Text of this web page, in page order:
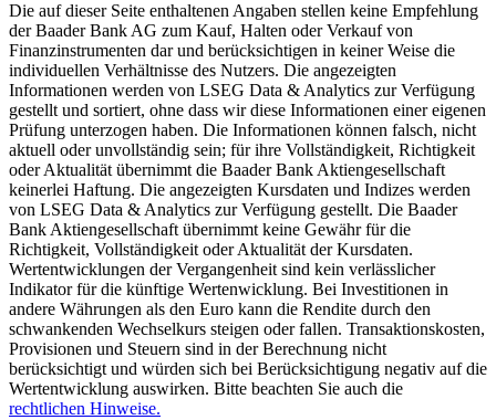
Die auf dieser Seite enthaltenen Angaben stellen keine Empfehlung
der Baader Bank AG zum Kauf, Halten oder Verkauf von
Finanzinstrumenten dar und berücksichtigen in keiner Weise die
individuellen Verhältnisse des Nutzers. Die angezeigten
Informationen werden von LSEG Data & Analytics zur Verfügung
gestellt und sortiert, ohne dass wir diese Informationen einer eigenen
Prüfung unterzogen haben. Die Informationen können falsch, nicht
aktuell oder unvollständig sein; für ihre Vollständigkeit, Richtigkeit
oder Aktualität übernimmt die Baader Bank Aktiengesellschaft
keinerlei Haftung. Die angezeigten Kursdaten und Indizes werden
von LSEG Data & Analytics zur Verfügung gestellt. Die Baader
Bank Aktiengesellschaft übernimmt keine Gewähr für die
Richtigkeit, Vollständigkeit oder Aktualität der Kursdaten.
Wertentwicklungen der Vergangenheit sind kein verlässlicher
Indikator für die künftige Wertenwicklung. Bei Investitionen in
andere Währungen als den Euro kann die Rendite durch den
schwankenden Wechselkurs steigen oder fallen. Transaktionskosten,
Provisionen und Steuern sind in der Berechnung nicht
berücksichtigt und würden sich bei Berücksichtigung negativ auf die
Wertentwicklung auswirken. Bitte beachten Sie auch die
rechtlichen Hinweise.